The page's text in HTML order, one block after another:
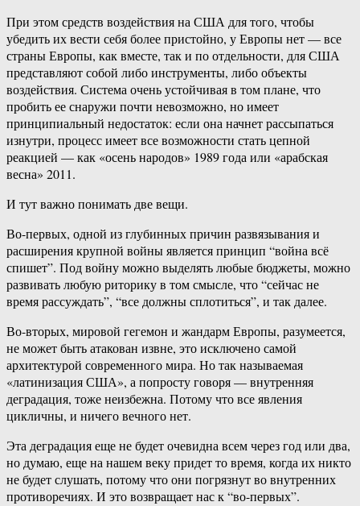
При этом средств воздействия на США для того, чтобы
убедить их вести себя более пристойно, у Европы нет — все
страны Европы, как вместе, так и по отдельности, для США
представляют собой либо инструменты, либо объекты
воздействия. Система очень устойчивая в том плане, что
пробить ее снаружи почти невозможно, но имеет
принципиальный недостаток: если она начнет рассыпаться
изнутри, процесс имеет все возможности стать цепной
реакцией — как «осень народов» 1989 года или «арабская
весна» 2011.
И тут важно понимать две вещи.
Во-первых, одной из глубинных причин развязывания и
расширения крупной войны является принцип “война всё
спишет”. Под войну можно выделять любые бюджеты, можно
развивать любую риторику в том смысле, что “сейчас не
время рассуждать”, “все должны сплотиться”, и так далее.
Во-вторых, мировой гегемон и жандарм Европы, разумеется,
не может быть атакован извне, это исключено самой
архитектурой современного мира. Но так называемая
«латинизация США», а попросту говоря — внутренняя
деградация, тоже неизбежна. Потому что все явления
цикличны, и ничего вечного нет.
Эта деградация еще не будет очевидна всем через год или два,
но думаю, еще на нашем веку придет то время, когда их никто
не будет слушать, потому что они погрязнут во внутренних
противоречиях. И это возвращает нас к “во-первых”.